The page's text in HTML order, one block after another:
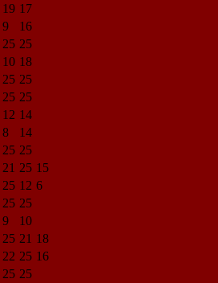
19 17
9
16
25 25
10 18
25 25
25 25
12 14
8
14
25 25
21 25 15
25 12 6
25 25
9
10
25 21 18
22 25 16
25 25